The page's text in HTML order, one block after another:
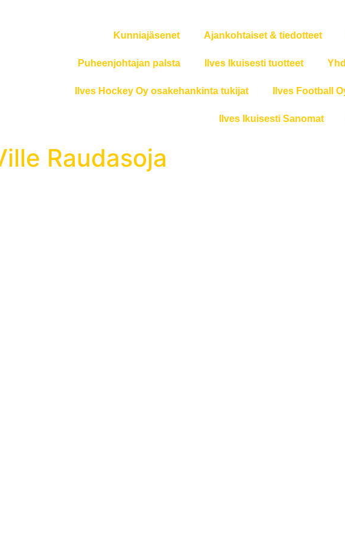
Kunniajäsenet Ajankohtaiset & tiedotteet
Puheenjohtajan palsta Ilves Ikuisesti tuotteet
Ilves Hockey Oy osakehankinta tukijat Ilves Football
Ilves Ikuisesti Sanomat
Raudasoja